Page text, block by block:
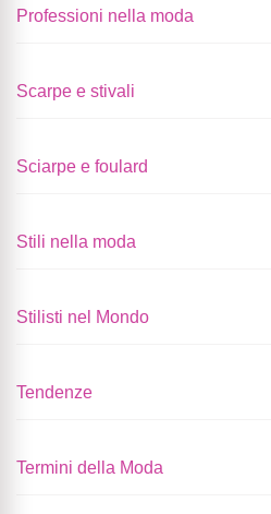
Professioni nella moda
Scarpe e stivali
Sciarpe e foulard
Stili nella moda
Stilisti nel Mondo
Tendenze
Termini della Moda